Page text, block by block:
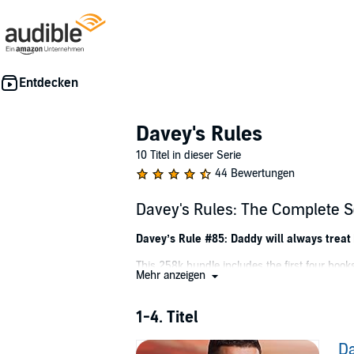
Davey's Rules
10 Titel in dieser Serie
44 Bewertungen
Davey's Rules: The Complete
Davey’s Rule #85: Daddy will always
This 258k bundle includes the first four
list of rules he makes along the way. Each
Rules to Follow
Davey’s college roommate shows up on his
Mehr anzeigen
1-4. Titel